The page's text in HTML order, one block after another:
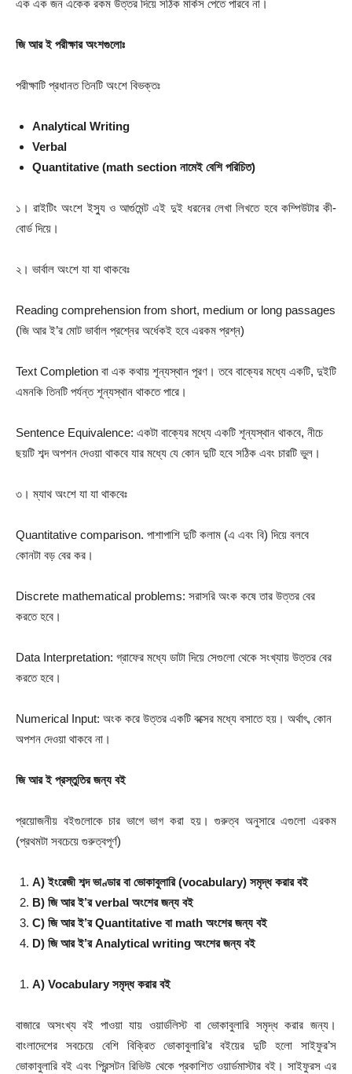
এক এক জন একেক রকম উত্তর দিয়ে সঠিক মার্কস পেতে পারবে না।
জি আর ই পরীক্ষার অংশগুলোঃ
পরীক্ষাটি প্রধানত তিনটি অংশে বিভক্তঃ
Analytical Writing
Verbal
Quantitative (math section নামেই বেশি পরিচিত)
১। রাইটিং অংশে ইস্যু ও আর্গুমেন্ট এই দুই ধরনের লেখা লিখতে হবে কম্পিউটার কী-
বোর্ড দিয়ে।
২। ভার্বাল অংশে যা যা থাকবেঃ
Reading comprehension from short, medium or long passages
(জি আর ই’র মোট ভার্বাল প্রশ্নের অর্ধেকই হবে এরকম প্রশ্ন)
Text Completion বা এক কথায় শূন্যস্থান পূরণ। তবে বাক্যের মধ্যে একটি, দুইটি
এমনকি তিনটি পর্যন্ত শূন্যস্থান থাকতে পারে।
Sentence Equivalence: একটা বাক্যের মধ্যে একটি শূন্যস্থান থাকবে, নীচে
ছয়টি শব্দ অপশন দেওয়া থাকবে যার মধ্যে যে কোন দুটি হবে সঠিক এবং চারটি ভুল।
৩। ম্যাথ অংশে যা যা থাকবেঃ
Quantitative comparison. পাশাপাশি দুটি কলাম (এ এবং বি) দিয়ে বলবে
কোনটা বড় বের কর।
Discrete mathematical problems: সরাসরি অংক কষে তার উত্তর বের
করতে হবে।
Data Interpretation: গ্রাফের মধ্যে ডাটা দিয়ে সেগুলো থেকে সংখ্যায় উত্তর বের
করতে হবে।
Numerical Input: অংক করে উত্তর একটি বক্সের মধ্যে বসাতে হয়। অর্থাৎ, কোন
অপশন দেওয়া থাকবে না।
জি আর ই প্রস্তুতির জন্য বই
প্রয়োজনীয় বইগুলোকে চার ভাগে ভাগ করা হয়। গুরুত্ব অনুসারে এগুলো এরকম
(প্রথমটা সবচেয়ে গুরুত্বপূর্ণ)
A) ইংরেজী শব্দ ভাণ্ডার বা ভোকাবুলারি (vocabulary) সমৃদ্ধ করার বই
B) জি আর ই’র verbal অংশের জন্য বই
C) জি আর ই’র Quantitative বা math অংশের জন্য বই
D) জি আর ই’র Analytical writing অংশের জন্য বই
A) Vocabulary সমৃদ্ধ করার বই
বাজারে অসংখ্য বই পাওয়া যায় ওয়ার্ডলিস্ট বা ভোকাবুলারি সমৃদ্ধ করার জন্য।
বাংলাদেশের সবচেয়ে বেশি বিক্রিত ভোকাবুলারি’র বইয়ের দুটি হলো সাইফুর’স
ভোকাবুলারি বই এবং প্রিন্সটন রিভিউ থেকে প্রকাশিত ওয়ার্ডমাস্টার বই। সাইফুরস এর